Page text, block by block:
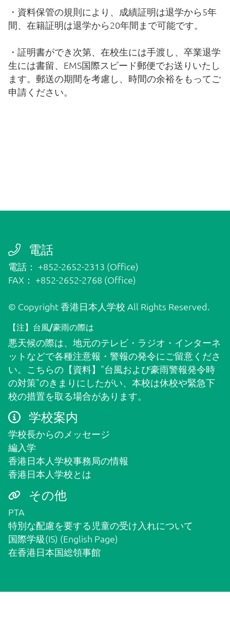
・資料保管の規則により、成績証明は退学から5年
間、在籍証明は退学から20年間まで可能です。
・証明書ができ次第、在校生には手渡し、卒業退学
生には書留、EMS国際スピード郵便でお送りいたし
ます。郵送の期間を考慮し、時間の余裕をもってご
申請ください。
電話
電話： +852-2652-2313 (Office)
FAX： +852-2652-2768 (Office)
© Copyright 香港日本人学校 All Rights Reserved.
【注】台風/豪雨の際は
悪天候の際は、地元のテレビ・ラジオ・インターネ
ットなどで各種注意報・警報の発令にご留意くださ
い。こちらの 【資料】"台風および豪雨警報発令時
の対策"のきまりにしたがい、本校は休校や緊急下
校の措置を取る場合があります。
学校案内
学校長からのメッセージ
編入学
香港日本人学校事務局の情報
香港日本人学校とは
その他
PTA
特別な配慮を要する児童の受け入れについて
国際学級(IS) (English Page)
在香港日本国総領事館